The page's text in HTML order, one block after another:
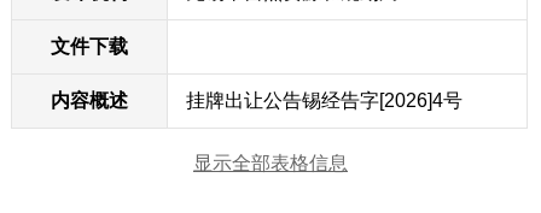
文件下载
内容概述 挂牌出让公告锡经告字[2026]4号
显示全部表格信息